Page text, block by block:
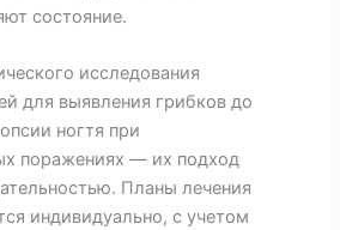
состояние.
исследования
для выявления грибков до
ногтя при
поражениях — их подход
Планы лечения
индивидуально, с учетом